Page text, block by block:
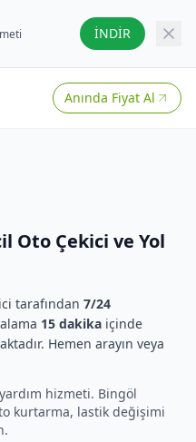
İNDİR
Anında Fiyat Al
Oto Çekici ve Yol
tarafından 7/24
15 dakika içinde
Hemen arayın veya
hizmeti. Bingöl
kurtarma, lastik değişimi